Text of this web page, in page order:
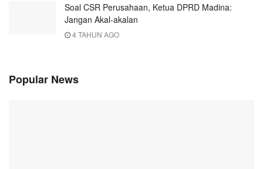
Soal CSR Perusahaan, Ketua DPRD Madina:
Jangan Akal-akalan
4 TAHUN AGO
Popular News